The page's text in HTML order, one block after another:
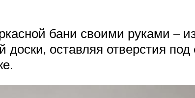
бани своими руками –
оставляя отверстия